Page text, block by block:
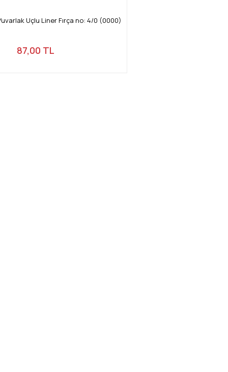
Uçlu Liner Fırça no: 4/0 (0000)
87,00 TL